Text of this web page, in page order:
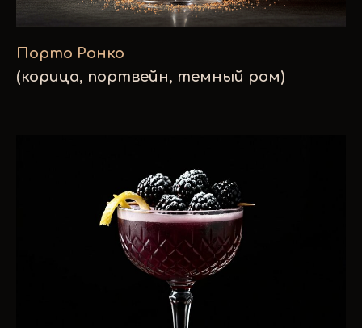
Порто Ронко
(корица, портвейн, темный ром)